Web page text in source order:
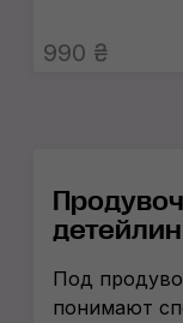
990 ₴
Под
понимают